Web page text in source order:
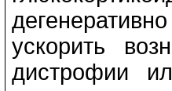
ускорить
дистрофии